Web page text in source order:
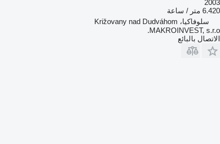
2003
6.420 متر / ساعة
سلوفاكيا، Križovany nad Dudváhom
MAKROINVEST, s.r.o.
الاتصال بالبائع